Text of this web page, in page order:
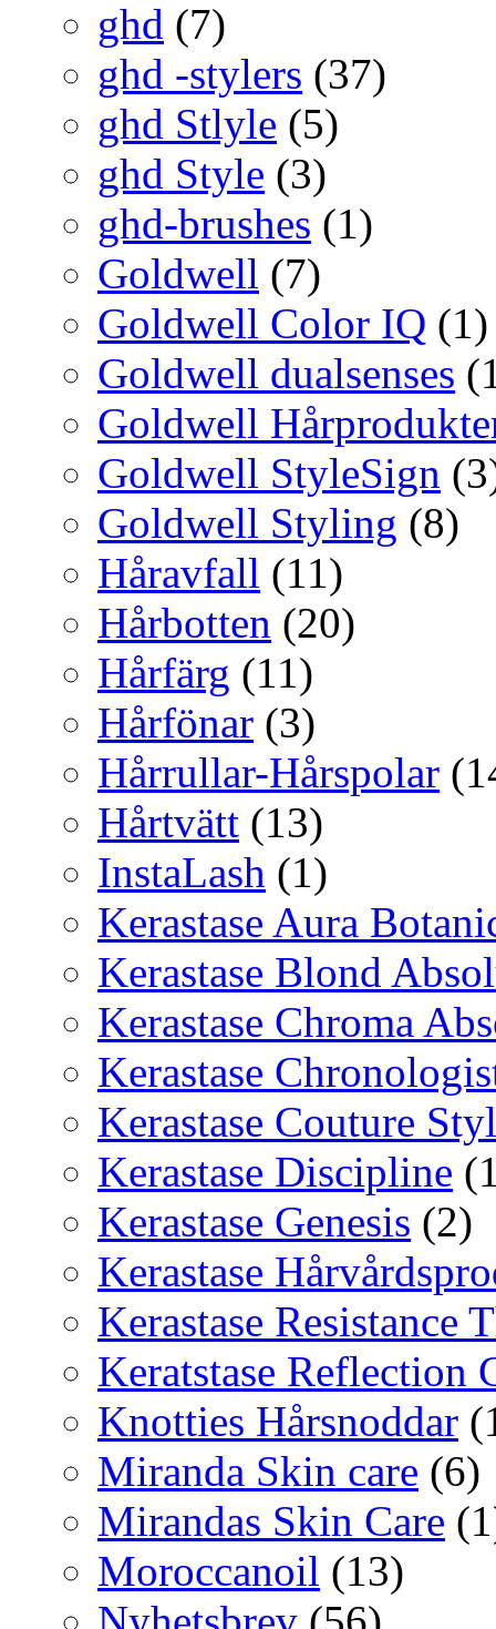
ghd (7)
ghd -stylers (37)
ghd Stlyle (5)
ghd Style (3)
ghd-brushes (1)
Goldwell (7)
Goldwell Color IQ (1)
Goldwell dualsenses
Goldwell
Goldwell StyleSign
Goldwell Styling (8)
Håravfall (11)
Hårbotten (20)
Hårfärg (11)
Hårfönar (3)
Hårrullar-Hårspolar
Hårtvätt (13)
InstaLash (1)
Kerastase Aura
Kerastase Blond
Kerastase Chroma
Kerastase
Kerastase Couture
Kerastase Discipline
Kerastase Genesis (2)
Kerastase
Kerastase Resistance
Keratstase Reflection
Knotties Hårsnoddar
Miranda Skin care (6)
Mirandas Skin Care
Moroccanoil (13)